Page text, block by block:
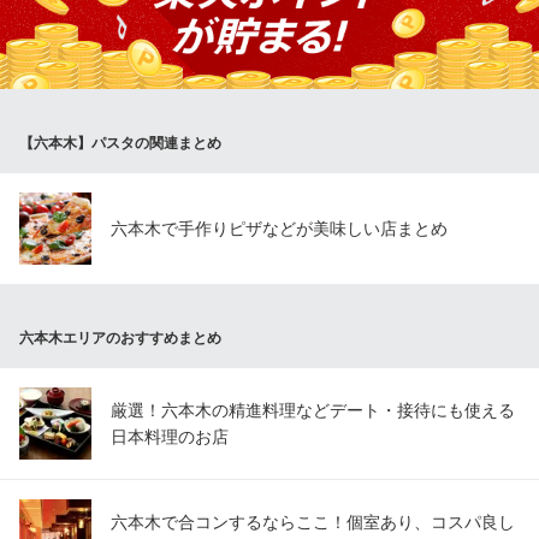
る美味しさです。 食後の甘いひとときまでゆったりと心ゆくまで
お楽しみください。
都営大江戸線六本木駅 徒歩2分
【六本木】パスタの関連まとめ
六本木で手作りピザなどが美味しい店まとめ
六本木エリアのおすすめまとめ
厳選！六本木の精進料理などデート・接待にも使える
日本料理のお店
六本木で合コンするならここ！個室あり、コスパ良し